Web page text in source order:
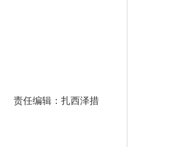
责任编辑：扎西泽措